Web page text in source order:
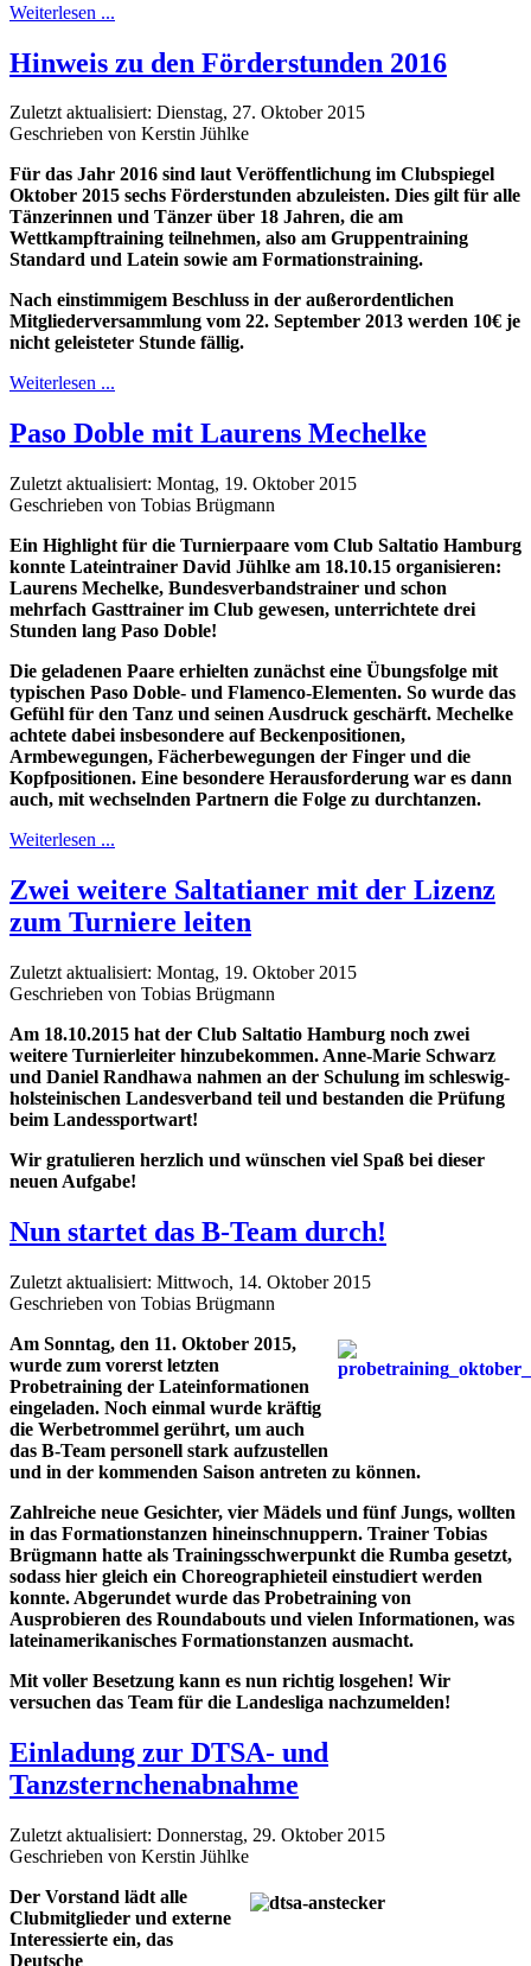
Weiterlesen ...
Hinweis zu den Förderstunden 2016
Zuletzt aktualisiert: Dienstag, 27. Oktober 2015
Geschrieben von Kerstin Jühlke
Für das Jahr 2016 sind laut Veröffentlichung im Clubspiegel
Oktober 2015 sechs Förderstunden abzuleisten. Dies gilt für alle
Tänzerinnen und Tänzer über 18 Jahren, die am
Wettkampftraining teilnehmen, also am Gruppentraining
Standard und Latein sowie am Formationstraining.
Nach einstimmigem Beschluss in der außerordentlichen
Mitgliederversammlung vom 22. September 2013 werden 10€ je
nicht geleisteter Stunde fällig.
Weiterlesen ...
Paso Doble mit Laurens Mechelke
Zuletzt aktualisiert: Montag, 19. Oktober 2015
Geschrieben von Tobias Brügmann
Ein Highlight für die Turnierpaare vom Club Saltatio Hamburg
konnte Lateintrainer David Jühlke am 18.10.15 organisieren:
Laurens Mechelke, Bundesverbandstrainer und schon
mehrfach Gasttrainer im Club gewesen, unterrichtete drei
Stunden lang Paso Doble!
Die geladenen Paare erhielten zunächst eine Übungsfolge mit
typischen Paso Doble- und Flamenco-Elementen. So wurde das
Gefühl für den Tanz und seinen Ausdruck geschärft. Mechelke
achtete dabei insbesondere auf Beckenpositionen,
Armbewegungen, Fächerbewegungen der Finger und die
Kopfpositionen. Eine besondere Herausforderung war es dann
auch, mit wechselnden Partnern die Folge zu durchtanzen.
Weiterlesen ...
Zwei weitere Saltatianer mit der Lizenz
zum Turniere leiten
Zuletzt aktualisiert: Montag, 19. Oktober 2015
Geschrieben von Tobias Brügmann
Am 18.10.2015 hat der Club Saltatio Hamburg noch zwei
weitere Turnierleiter hinzubekommen. Anne-Marie Schwarz
und Daniel Randhawa nahmen an der Schulung im schleswig-
holsteinischen Landesverband teil und bestanden die Prüfung
beim Landessportwart!
Wir gratulieren herzlich und wünschen viel Spaß bei dieser
neuen Aufgabe!
Nun startet das B-Team durch!
Zuletzt aktualisiert: Mittwoch, 14. Oktober 2015
Geschrieben von Tobias Brügmann
Am Sonntag, den 11. Oktober 2015,
wurde zum vorerst letzten
Probetraining der Lateinformationen
eingeladen. Noch einmal wurde kräftig
die Werbetrommel gerührt, um auch
das B-Team personell stark aufzustellen
und in der kommenden Saison antreten zu können.
Zahlreiche neue Gesichter, vier Mädels und fünf Jungs, wollten
in das Formationstanzen hineinschnuppern. Trainer Tobias
Brügmann hatte als Trainingsschwerpunkt die Rumba gesetzt,
sodass hier gleich ein Choreographieteil einstudiert werden
konnte. Abgerundet wurde das Probetraining von
Ausprobieren des Roundabouts und vielen Informationen, was
lateinamerikanisches Formationstanzen ausmacht.
Mit voller Besetzung kann es nun richtig losgehen! Wir
versuchen das Team für die Landesliga nachzumelden!
Einladung zur DTSA- und
Tanzsternchenabnahme
Zuletzt aktualisiert: Donnerstag, 29. Oktober 2015
Geschrieben von Kerstin Jühlke
Der Vorstand lädt alle
Clubmitglieder und externe
Interessierte ein, das
Deutsche